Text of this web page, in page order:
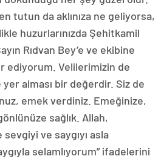
tutun da aklınıza ne geliyorsa,
huzurlarınızda Şehitkamil
Rıdvan Bey’e ve ekibine
ediyorum. Velilerimizin de
alması bir değerdir. Siz de
emek verdiniz. Emeğinize,
sağlık. Allah,
ve saygıyı asla
selamlıyorum” ifadelerini